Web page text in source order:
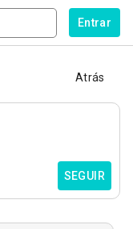
Entrar
Atrás
SEGUIR